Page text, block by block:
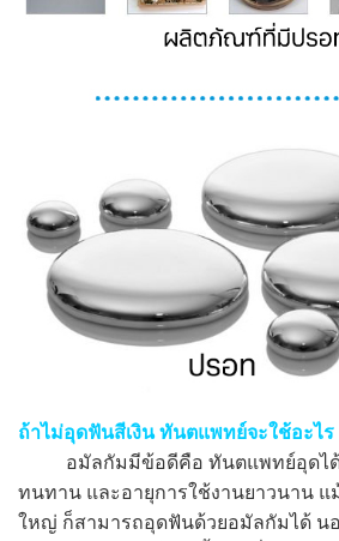
ถ้าไม่อุดฟันสีเงิน ทันตแพทย์จะใช้อะไร
อมัลกัมมีข้อดีคือ ทันตแพทย์อุดได้ง่
ทนทาน และอายุการใช้งานยาวนาน แ
ใหญ่ ก็สามารถอุดฟันด้วยอมัลกัมได้ นอ